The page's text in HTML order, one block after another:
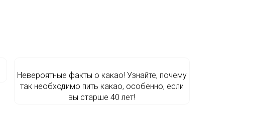
Невероятные факты о какао! Узнайте, почему
так необходимо пить какао, особенно, если
вы старше 40 лет!